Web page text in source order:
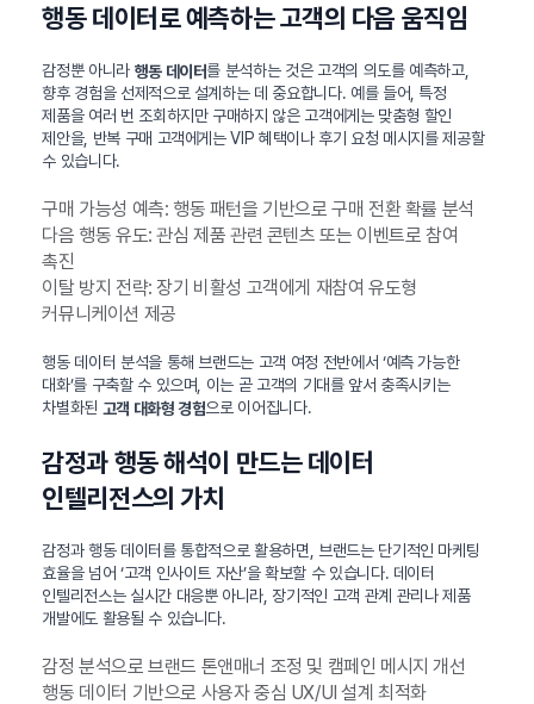
행동 데이터로 예측하는 고객의 다음 움직임
감정뿐 아니라 행동 데이터를 분석하는 것은 고객의 의도를 예측하고,
향후 경험을 선제적으로 설계하는 데 중요합니다. 예를 들어, 특정
제품을 여러 번 조회하지만 구매하지 않은 고객에게는 맞춤형 할인
제안을, 반복 구매 고객에게는 VIP 혜택이나 후기 요청 메시지를 제공할
수 있습니다.
구매 가능성 예측: 행동 패턴을 기반으로 구매 전환 확률 분석
다음 행동 유도: 관심 제품 관련 콘텐츠 또는 이벤트로 참여
촉진
이탈 방지 전략: 장기 비활성 고객에게 재참여 유도형
커뮤니케이션 제공
행동 데이터 분석을 통해 브랜드는 고객 여정 전반에서 ‘예측 가능한
대화’를 구축할 수 있으며, 이는 곧 고객의 기대를 앞서 충족시키는
차별화된 고객 대화형 경험으로 이어집니다.
감정과 행동 해석이 만드는 데이터
인텔리전스의 가치
감정과 행동 데이터를 통합적으로 활용하면, 브랜드는 단기적인 마케팅
효율을 넘어 ‘고객 인사이트 자산’을 확보할 수 있습니다. 데이터
인텔리전스는 실시간 대응뿐 아니라, 장기적인 고객 관계 관리나 제품
개발에도 활용될 수 있습니다.
감정 분석으로 브랜드 톤앤매너 조정 및 캠페인 메시지 개선
행동 데이터 기반으로 사용자 중심 UX/UI 설계 최적화